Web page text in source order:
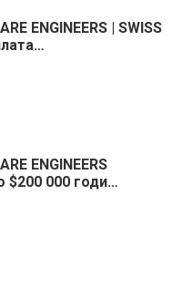
ENGINEERS | SWISS
ENGINEERS
$200 000 годи…